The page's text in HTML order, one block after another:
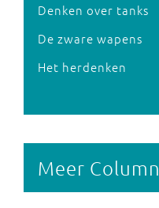
Denken over tanks
De zware wapens
Het herdenken
Meer